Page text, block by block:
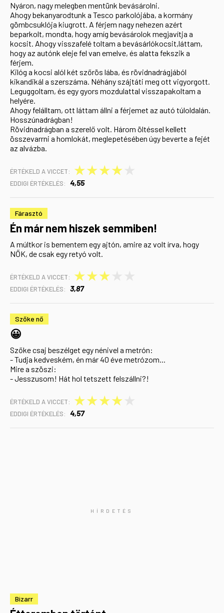
Nyáron, nagy melegben mentünk bevásárolni.
Ahogy bekanyarodtunk a Tesco parkolójába, a kormány
gömbcsuklója kiugrott. A férjem nagy nehezen azért
beparkolt, mondta, hogy amíg bevásárolok megjavítja a
kocsit. Ahogy visszafelé toltam a bevásárlókocsit,láttam,
hogy az autónk eleje fel van emelve, és alatta fekszik a
férjem.
Kilóg a kocsi alól két szőrös lába, és rövidnadrágjából
kikandikál a szerszáma. Néhány szájtáti meg ott vigyorgott.
Leguggoltam, és egy gyors mozdulattal visszapakoltam a
helyére.
Ahogy felálltam, ott láttam állni a férjemet az autó túloldalán.
Hosszúnadrágban!
Rövidnadrágban a szerelő volt. Három öltéssel kellett
összevarrni a homlokát, meglepetésében úgy beverte a fejét
az alvázba.
ÉRTÉKELD A VICCET: ★
★
★
★
EDDIGI ÉRTÉKELÉS: 4,55
Fárasztó
Én már nem hiszek semmiben!
A múltkor is bementem egy ajtón, amire az volt írva, hogy
NŐK, de csak egy retyó volt.
ÉRTÉKELD A VICCET: ★
★
★
EDDIGI ÉRTÉKELÉS: 3,87
Szőke nő
😀
Szőke csaj beszélget egy nénivel a metrón:
- Tudja kedveském, én már 40 éve metrózom...
Mire a szöszi:
- Jesszusom! Hát hol tetszett felszállni?!
ÉRTÉKELD A VICCET: ★
★
★
★
EDDIGI ÉRTÉKELÉS: 4,57
Bizarr